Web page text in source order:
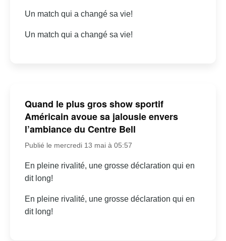
Un match qui a changé sa vie!
Un match qui a changé sa vie!
Quand le plus gros show sportif
Américain avoue sa jalousie envers
l’ambiance du Centre Bell
Publié le mercredi 13 mai à 05:57
En pleine rivalité, une grosse déclaration qui en
dit long!
En pleine rivalité, une grosse déclaration qui en
dit long!